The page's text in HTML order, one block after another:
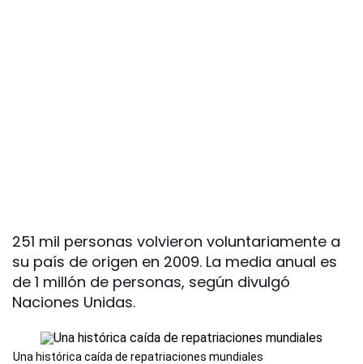
251 mil personas volvieron voluntariamente a
su país de origen en 2009. La media anual es
de 1 millón de personas, según divulgó
Naciones Unidas.
Una histórica caída de repatriaciones mundiales